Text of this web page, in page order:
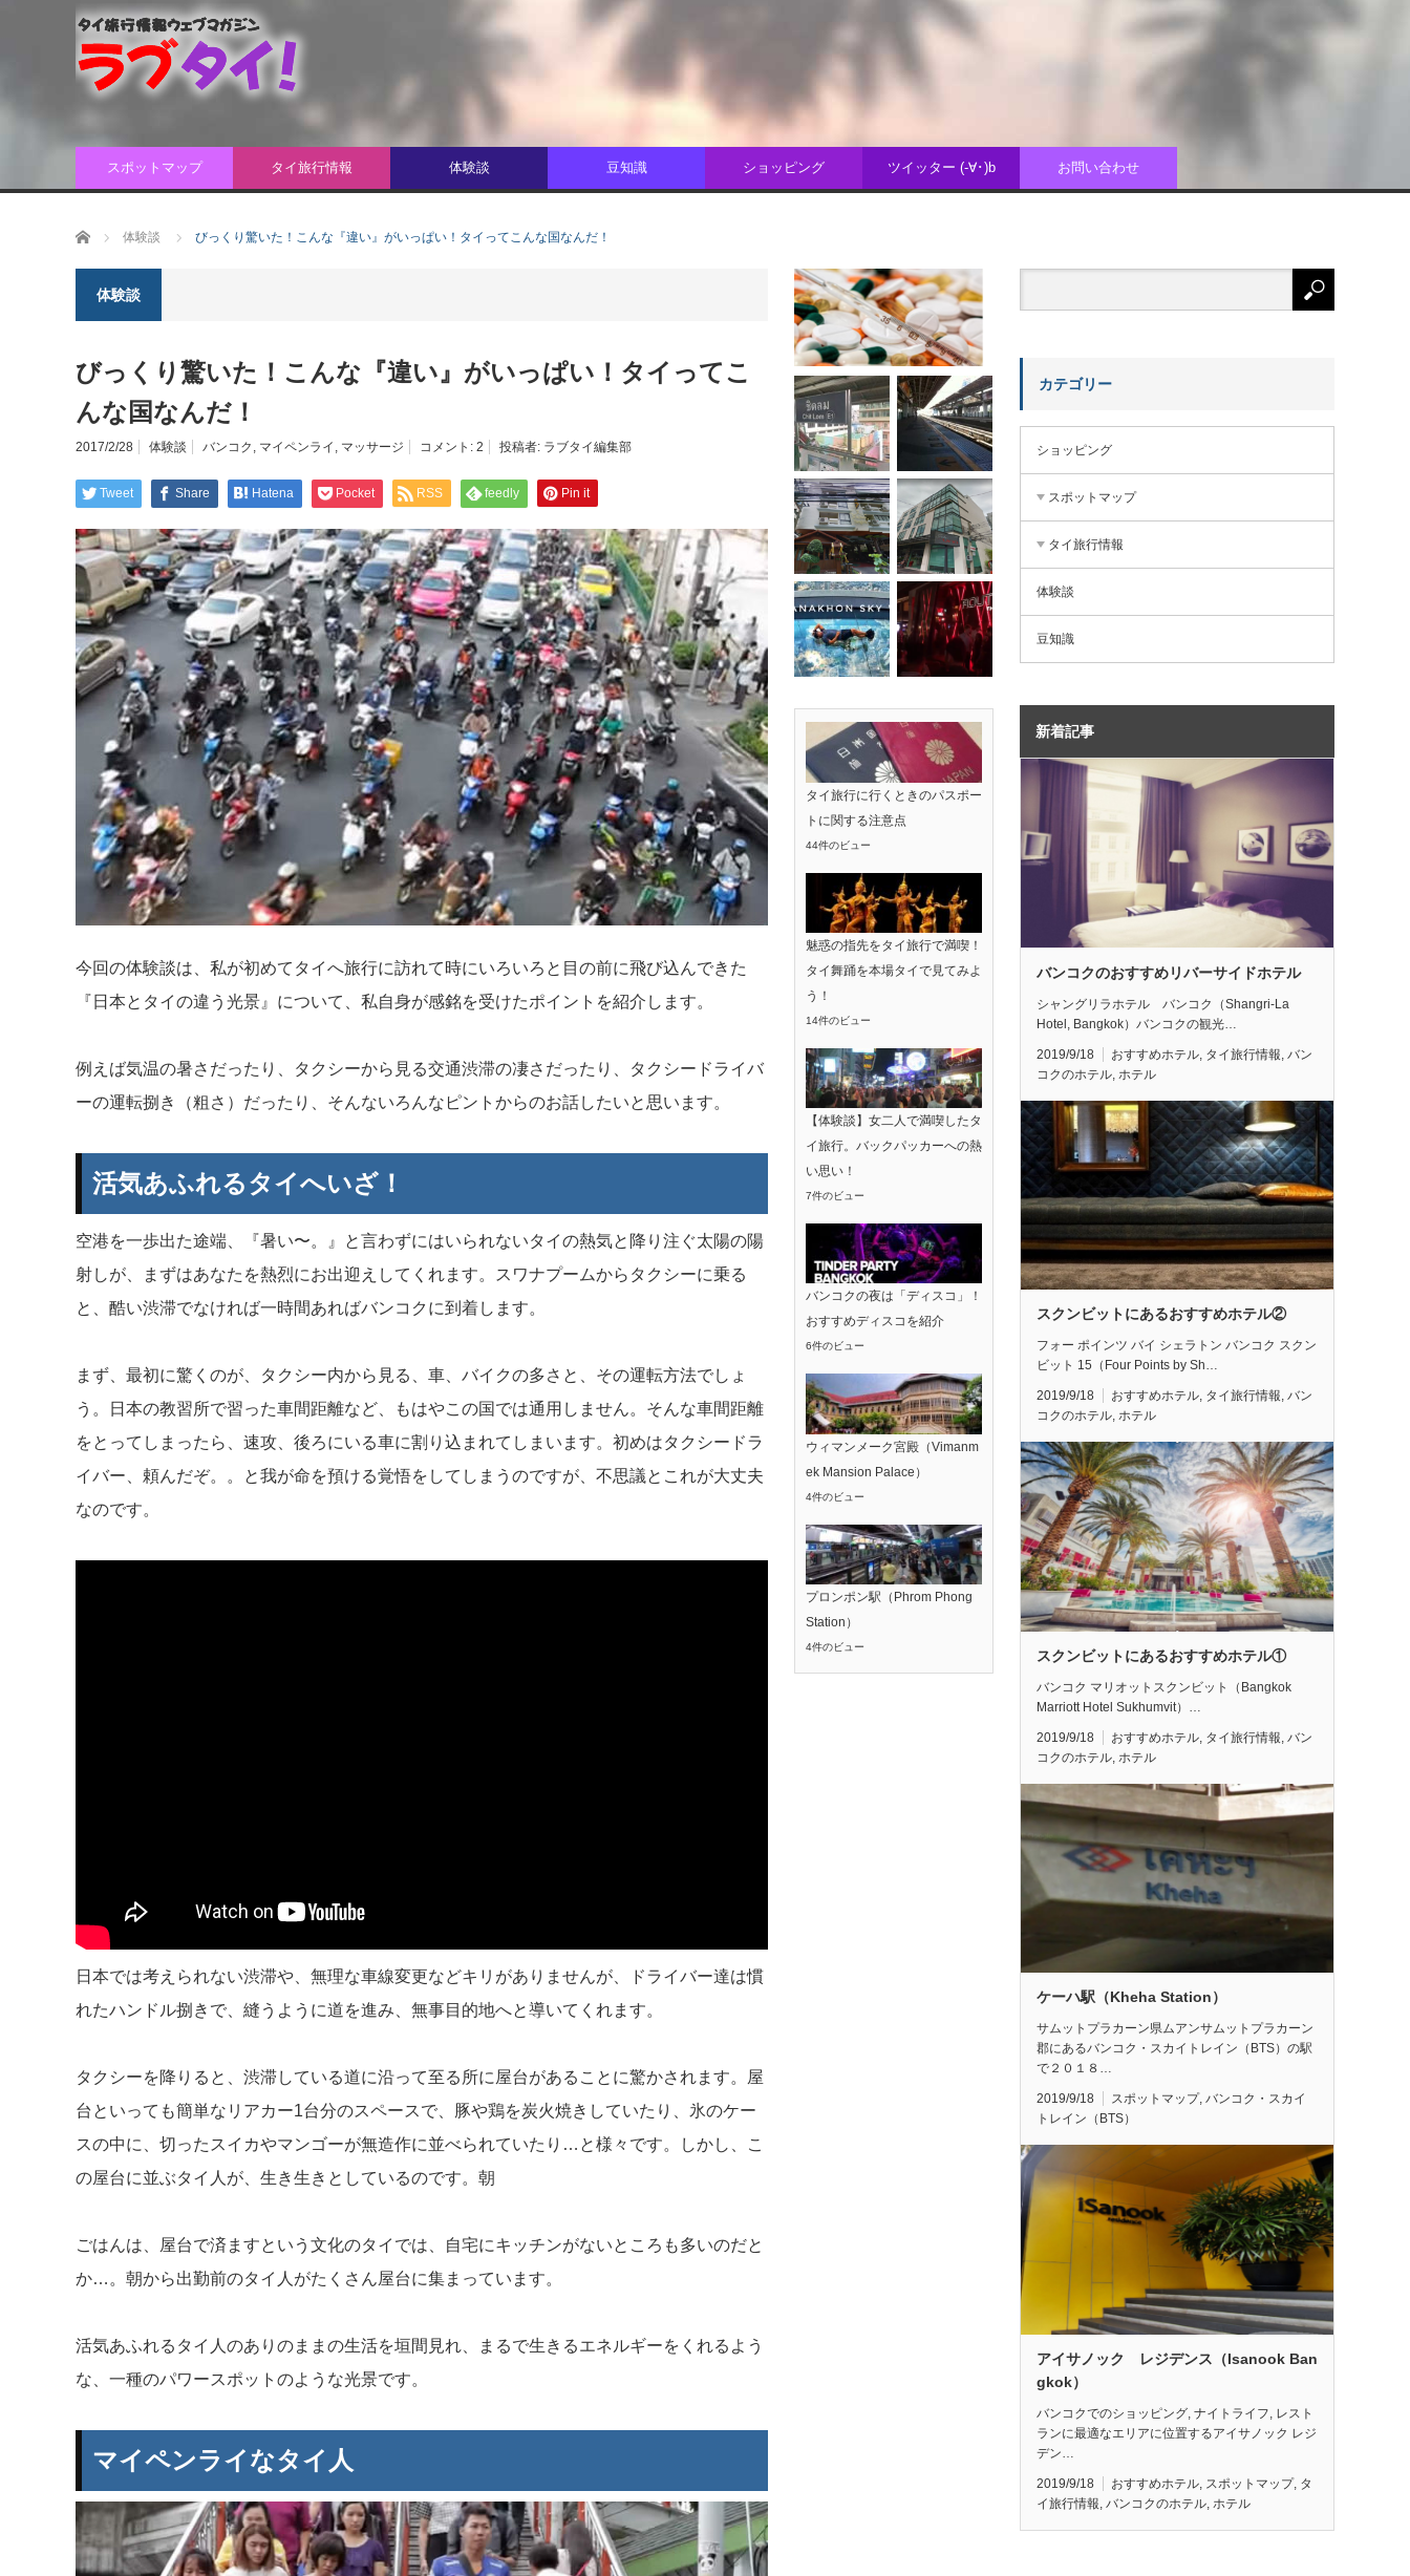
スポットマップ タイ旅行情報 体験談 豆知識 ショッピング ツイッター (-∀･)b お問い合わせ
ホーム 体験談 びっくり驚いた！こんな『違い』がいっぱい！タイってこんな国なんだ！
体験談
びっくり驚いた！こんな『違い』がいっぱい！タイってこ
んな国なんだ！
2017/2/28 体験談 バンコク , マイペンライ , マッサージ コメント: 2 投稿者: ラブタイ編集部
Tweet Share Hatena Pocket RSS feedly Pin it
今回の体験談は、私が初めてタイへ旅行に訪れて時にいろいろと目の前に飛び込んできた
『日本とタイの違う光景』について、私自身が感銘を受けたポイントを紹介します。
例えば気温の暑さだったり、タクシーから見る交通渋滞の凄さだったり、タクシードライバ
ーの運転捌き（粗さ）だったり、そんないろんなピントからのお話したいと思います。
活気あふれるタイへいざ！
空港を一歩出た途端、『暑い〜。』と言わずにはいられないタイの熱気と降り注ぐ太陽の陽
射しが、まずはあなたを熱烈にお出迎えしてくれます。スワナプームからタクシーに乗る
と、酷い渋滞でなければ一時間あればバンコクに到着します。
まず、最初に驚くのが、タクシー内から見る、車、バイクの多さと、その運転方法でしょ
う。日本の教習所で習った車間距離など、もはやこの国では通用しません。そんな車間距離
をとってしまったら、速攻、後ろにいる車に割り込まれてしまいます。初めはタクシードラ
イバー、頼んだぞ。。と我が命を預ける覚悟をしてしまうのですが、不思議とこれが大丈夫
なのです。
日本では考えられない渋滞や、無理な車線変更などキリがありませんが、ドライバー達は慣
れたハンドル捌きで、縫うように道を進み、無事目的地へと導いてくれます。
タクシーを降りると、渋滞している道に沿って至る所に屋台があることに驚かされます。屋
台といっても簡単なリアカー1台分のスペースで、豚や鶏を炭火焼きしていたり、氷のケー
スの中に、切ったスイカやマンゴーが無造作に並べられていたり…と様々です。しかし、こ
の屋台に並ぶタイ人が、生き生きとしているのです。朝
ごはんは、屋台で済ますという文化のタイでは、自宅にキッチンがないところも多いのだと
か…。朝から出勤前のタイ人がたくさん屋台に集まっています。
活気あふれるタイ人のありのままの生活を垣間見れ、まるで生きるエネルギーをくれるよう
な、一種のパワースポットのような光景です。
マイペンライなタイ人
タイ旅行に行くときのパスポー
トに関する注意点
44件のビュー
魅惑の指先をタイ旅行で満喫！
タイ舞踊を本場タイで見てみよ
う！
14件のビュー
【体験談】女二人で満喫したタ
イ旅行。バックパッカーへの熱
い思い！
7件のビュー
バンコクの夜は「ディスコ」！
おすすめディスコを紹介
6件のビュー
ウィマンメーク宮殿（Vimanm
ek Mansion Palace）
4件のビュー
プロンポン駅（Phrom Phong
Station）
4件のビュー
カテゴリー
ショッピング
スポットマップ
タイ旅行情報
体験談
豆知識
新着記事
バンコクのおすすめリバーサイドホテル
シャングリラホテル バンコク（Shangri-La
Hotel, Bangkok）バンコクの観光…
2019/9/18 おすすめホテル タイ旅行情報 バン
コクのホテル ホテル
スクンビットにあるおすすめホテル②
フォー ポインツ バイ シェラトン バンコク スクン
ビット 15（Four Points by Sh…
2019/9/18 おすすめホテル, タイ旅行情報, バン
コクのホテル, ホテル
スクンビットにあるおすすめホテル①
バンコク マリオットスクンビット（Bangkok
Marriott Hotel Sukhumvit）…
2019/9/18 おすすめホテル タイ旅行情報 バン
コクのホテル ホテル
ケーハ駅（Kheha Station）
サムットプラカーン県ムアンサムットプラカーン
郡にあるバンコク・スカイトレイン（BTS）の駅
で２０１８…
2019/9/18 スポットマップ, バンコク・スカイ
トレイン（BTS）
アイサノック レジデンス（Isanook Ban
gkok）
バンコクでのショッピング, ナイトライフ, レスト
ランに最適なエリアに位置するアイサノック レジ
デン…
2019/9/18 おすすめホテル, スポットマップ, タ
イ旅行情報, バンコクのホテル, ホテル